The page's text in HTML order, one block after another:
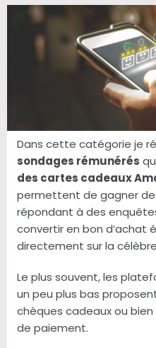
Dans cette catégorie je
sondages rémunérés
des cartes cadeaux
permettent de gagner
répondant à des
convertir en bon d’achat
directement sur la
Le plus souvent, les
un peu plus bas
chèques cadeaux ou
de paiement.